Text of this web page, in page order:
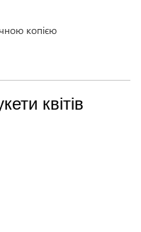
копією
квітів